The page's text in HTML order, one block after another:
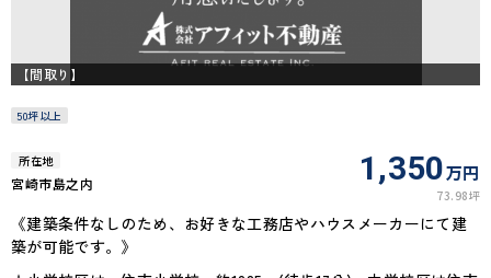
【間取り】
50坪以上
所在地
宮崎市島之内 1,350万円
73.98坪
《建築条件なしのため、お好きな工務店やハウスメーカーにて建
築が可能です。》